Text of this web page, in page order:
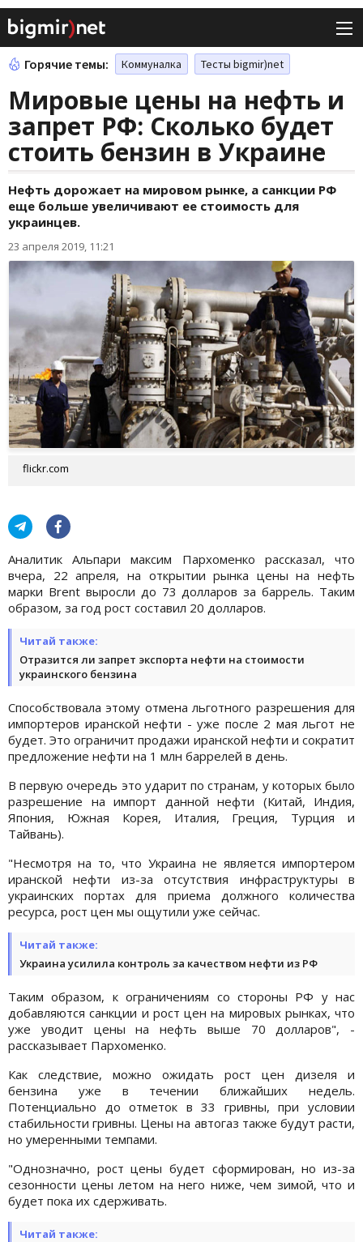
Горячие темы: Коммуналка Тесты bigmir)net
Мировые цены на нефть и
запрет РФ: Сколько будет
стоить бензин в Украине
Нефть дорожает на мировом рынке, а санкции РФ
еще больше увеличивают ее стоимость для
украинцев.
23 апреля 2019, 11:21
flickr.com
Аналитик Альпари максим Пархоменко рассказал, что
вчера, 22 апреля, на открытии рынка цены на нефть
марки Brent выросли до 73 долларов за баррель. Таким
образом, за год рост составил 20 долларов.
Читай также:
Отразится ли запрет экспорта нефти на стоимости
украинского бензина
Способствовала этому отмена льготного разрешения для
импортеров иранской нефти - уже после 2 мая льгот не
будет. Это ограничит продажи иранской нефти и сократит
предложение нефти на 1 млн баррелей в день.
В первую очередь это ударит по странам, у которых было
разрешение на импорт данной нефти (Китай, Индия,
Япония, Южная Корея, Италия, Греция, Турция и
Тайвань).
"Несмотря на то, что Украина не является импортером
иранской нефти из-за отсутствия инфраструктуры в
украинских портах для приема должного количества
ресурса, рост цен мы ощутили уже сейчас.
Читай также:
Украина усилила контроль за качеством нефти из РФ
Таким образом, к ограничениям со стороны РФ у нас
добавляются санкции и рост цен на мировых рынках, что
уже уводит цены на нефть выше 70 долларов", -
рассказывает Пархоменко.
Как следствие, можно ожидать рост цен дизеля и
бензина уже в течении ближайших недель.
Потенциально до отметок в 33 гривны, при условии
стабильности гривны. Цены на автогаз также будут расти,
но умеренными темпами.
"Однозначно, рост цены будет сформирован, но из-за
сезонности цены летом на него ниже, чем зимой, что и
будет пока их сдерживать.
Читай также: